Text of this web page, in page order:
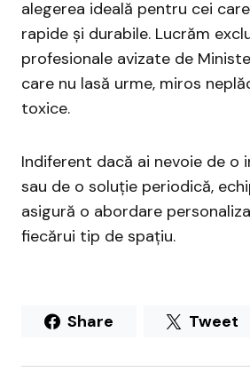
alegerea ideală pentru cei
rapide și durabile. Lucrăm
profesionale avizate de
care nu lasă urme, miros
toxice.
Indiferent dacă ai nevoie de o
sau de o soluție periodică,
asigură o abordare
fiecărui tip de spațiu.
Share Tweet